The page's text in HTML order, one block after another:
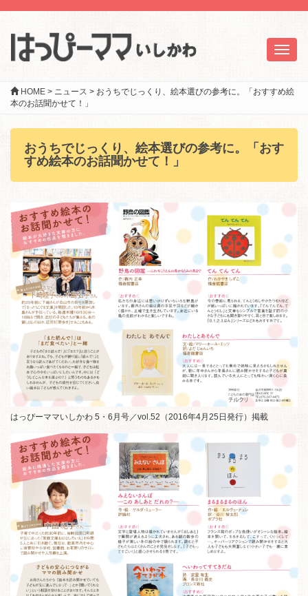
HOME > ニュース > おうちでじっくり、絵本選びの参考に。「おすすめ絵
本のお話聞かせて！」
おうちでじっくり、絵本選びの参考に。「おす
すめ絵本のお話聞かせて！」
はっぴーママいしかわ 5・6月号／vol.52（2016年4月25日発行）掲載